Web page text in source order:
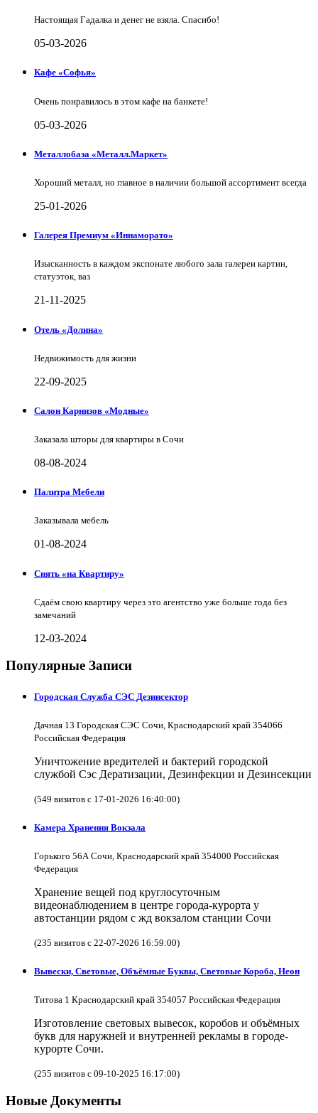
Настоящая Гадалка и денег не взяла. Спасибо!
05-03-2026
Кафе «Софья»
Очень понравилось в этом кафе на банкете!
05-03-2026
Металлобаза «Металл.Маркет»
Хороший металл, но главное в наличии большой ассортимент всегда
25-01-2026
Галерея Премиум «Иннаморато»
Изысканность в каждом экспонате любого зала галереи картин,
статуэток, ваз
21-11-2025
Отель «Долина»
Недвижимость для жизни
22-09-2025
Салон Карнизов «Модные»
Заказала шторы для квартиры в Сочи
08-08-2024
Палитра Мебели
Заказывала мебель
01-08-2024
Снять «на Квартиру»
Сдаём свою квартиру через это агентство уже больше года без
замечаний
12-03-2024
Популярные Записи
Городская Служба СЭС Дезинсектор
Дачная 13 Городская СЭС Сочи, Краснодарский край 354066
Российская Федерация
Уничтожение вредителей и бактерий городской
службой Сэс Дератизации, Дезинфекции и Дезинсекции
(549 визитов с 17-01-2026 16:40:00)
Камера Хранения Вокзала
Горького 56А Сочи, Краснодарский край 354000 Российская
Федерация
Хранение вещей под круглосуточным
видеонаблюдением в центре города-курорта у
автостанции рядом с жд вокзалом станции Сочи
(235 визитов с 22-07-2026 16:59:00)
Вывески, Световые, Объёмные Буквы, Световые Короба, Неон
Титова 1 Краснодарский край 354057 Российская Федерация
Изготовление световых вывесок, коробов и объёмных
букв для наружней и внутренней рекламы в городе-
курорте Сочи.
(255 визитов с 09-10-2025 16:17:00)
Новые Документы